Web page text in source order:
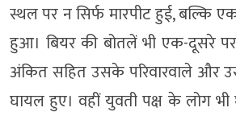
स्थल पर न सिर्फ मारपीट हुई, बल्कि
हुआ। बियर की बोतलें भी एक-दूसरे
अंकित सहित उसके परिवारवाले और
घायल हुए। वहीं युवती पक्ष के लोग